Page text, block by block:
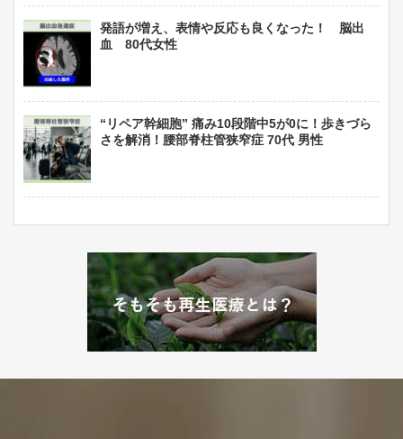
発語が増え、表情や反応も良くなった！ 脳出
血 80代女性
“リペア幹細胞” 痛み10段階中5が0に！歩きづら
さを解消！腰部脊柱管狭窄症 70代 男性